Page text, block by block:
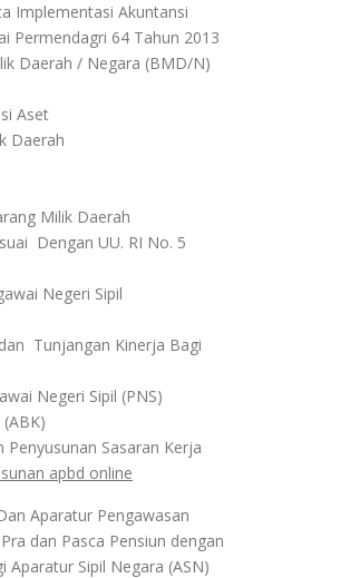
Implementasi Akuntansi
Permendagri 64 Tahun 2013
Daerah / Negara (BMD/N)
Aset
Daerah
Milik Daerah
Dengan UU. RI No. 5
Negeri Sipil
Tunjangan Kinerja Bagi
Negeri Sipil (PNS)
Sasaran Kerja
apbd online
Aparatur Pengawasan
dan Pasca Pensiun dengan
Sipil Negara (ASN)